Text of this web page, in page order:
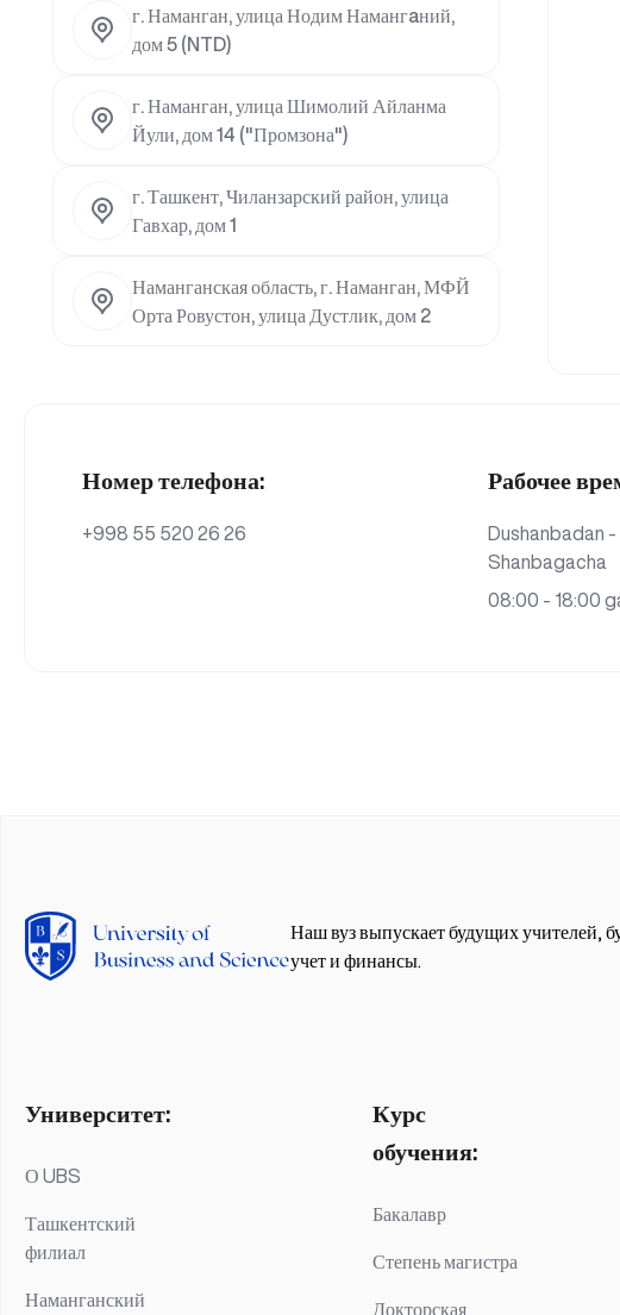
г. Наманган, улица Нодим Намангaний,
дом 5 (NTD)
г. Наманган, улица Шимолий Айланма
Йули, дом 14 ("Промзона")
г. Ташкент, Чиланзарский район, улица
Гавхар, дом 1
Наманганская область, г. Наманган, МФЙ
Орта Ровустон, улица Дустлик, дом 2
Номер телефона:
+998 55 520 26 26
Рабочее
Dushanbadan -
Shanbagacha
08:00 - 18:00
Наш вуз выпускает будущих учителей,
учет и финансы.
Университет:
О UBS
Ташкентский
филиал
Наманганский
Курс
обучения:
Бакалавр
Степень магистра
Докторская